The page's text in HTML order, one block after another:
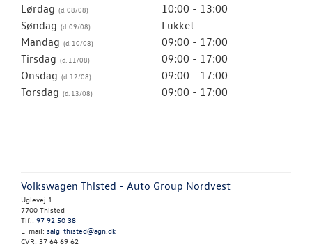
Lørdag
10:00 - 13:00
Søndag
Lukket
Mandag
09:00 - 17:00
Tirsdag
09:00 - 17:00
Onsdag
09:00 - 17:00
Torsdag
09:00 - 17:00
Volkswagen Thisted - Auto Group Nordvest
Uglevej 1
7700 Thisted
Tlf.: 97 92 50 38
E-mail: salg-thisted@agn.dk
CVR: 37 64 69 62